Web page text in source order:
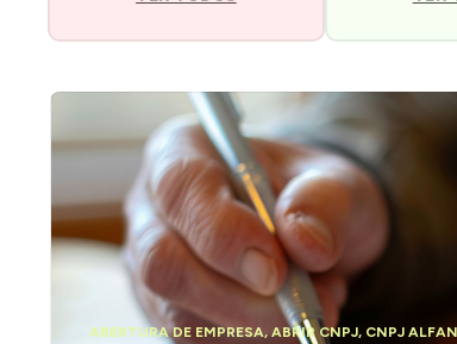
ABERTURA DE EMPRESA,ABRIR CNPJ, CNPJ